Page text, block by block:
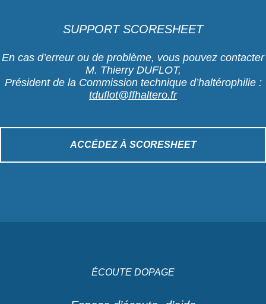
SUPPORT SCORESHEET
En cas d’erreur ou de problème, vous pouvez contacter
M. Thierry DUFLOT,
Président de la Commission technique d’haltérophilie :
tduflot@ffhaltero.fr
ACCÉDEZ À SCORESHEET
ÉCOUTE DOPAGE